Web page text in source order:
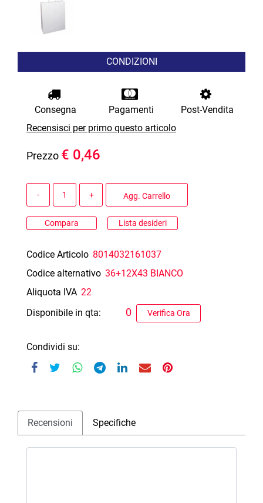
CONDIZIONI
Consegna Pagamenti
Post-Vendita
Recensisci per primo questo articolo
Prezzo € 0,46
Agg. Carrello
Compara Lista desideri
Codice Articolo 8014032161037
Codice alternativo 36+12X43 BIANCO
Aliquota IVA 22
Disponibile in qta:
Verifica Ora
0
Condividi su:
Recensioni Specifiche